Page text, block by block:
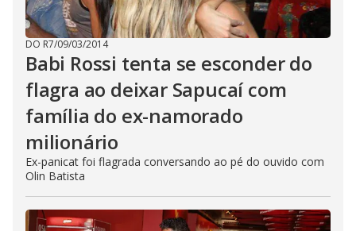
DO R7/09/03/2014
Babi Rossi tenta se esconder do
flagra ao deixar Sapucaí com
família do ex-namorado
milionário
Ex-panicat foi flagrada conversando ao pé do ouvido com
Olin Batista